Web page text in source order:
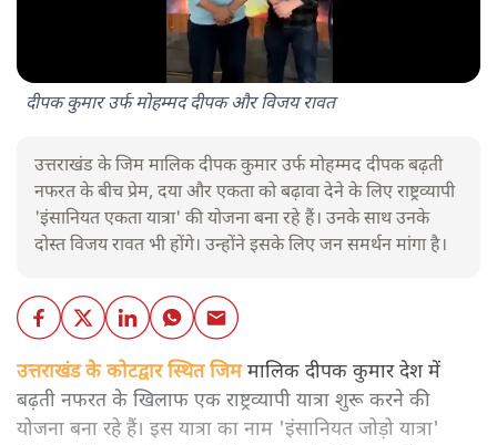
दीपक कुमार उर्फ मोहम्मद दीपक और विजय रावत
उत्तराखंड के जिम मालिक दीपक कुमार उर्फ मोहम्मद दीपक बढ़ती
नफरत के बीच प्रेम, दया और एकता को बढ़ावा देने के लिए राष्ट्रव्यापी
'इंसानियत एकता यात्रा' की योजना बना रहे हैं। उनके साथ उनके
दोस्त विजय रावत भी होंगे। उन्होंने इसके लिए जन समर्थन मांगा है।
उत्तराखंड के कोटद्वार स्थित जिममालिक दीपक कुमार देश में
बढ़ती नफरत के खिलाफ एक राष्ट्रव्यापी यात्रा शुरू करने की
योजना बना रहे हैं। इस यात्रा का नाम 'इंसानियत जोड़ो यात्रा'